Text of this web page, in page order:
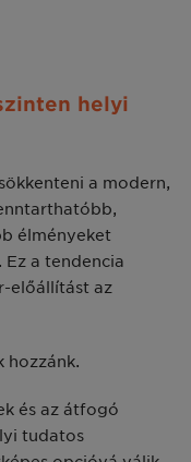
helyi
a modern,
élményeket
Ez a tendencia
előállítást az
hozzánk.
és az átfogó
tudatos